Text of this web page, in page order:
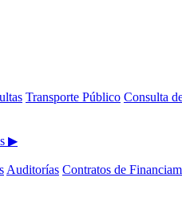
Transporte Público Consulta
▶
Auditorías Contratos de